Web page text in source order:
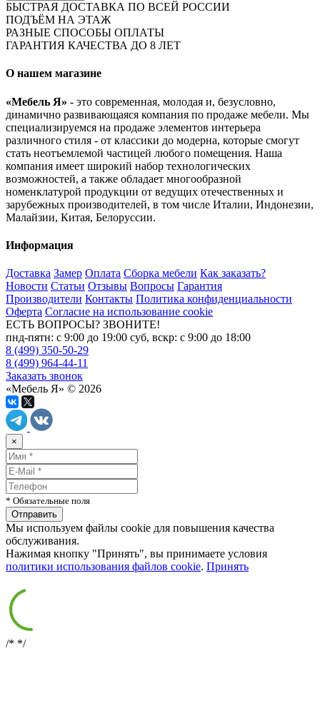
БЫСТРАЯ ДОСТАВКА ПО ВСЕЙ РОССИИ
ПОДЪЁМ НА ЭТАЖ
РАЗНЫЕ СПОСОБЫ ОПЛАТЫ
ГАРАНТИЯ КАЧЕСТВА ДО 8 ЛЕТ
О нашем магазине
«Мебель Я» - это современная, молодая и, безусловно,
динамично развивающаяся компания по продаже мебели. Мы
специализируемся на продаже элементов интерьера
различного стиля - от классики до модерна, которые смогут
стать неотъемлемой частицей любого помещения. Наша
компания имеет широкий набор технологических
возможностей, а также обладает многообразной
номенклатурой продукции от ведущих отечественных и
зарубежных производителей, в том числе Италии, Индонезии,
Малайзии, Китая, Белоруссии.
Информация
Доставка Замер Оплата Сборка мебели Как заказать?
Новости Статьи Отзывы Вопросы Гарантия
Производители Контакты Политика конфиденциальности
Оферта Согласие на использование cookie
ЕСТЬ ВОПРОСЫ? ЗВОНИТЕ!
пнд-пятн: с 9:00 до 19:00 суб, вскр: с 9:00 до 18:00
8 (499) 350-50-29
8 (499) 964-44-11
Заказать звонок
«Мебель Я» © 2026
×
* Обязательные поля
Мы используем файлы cookie для повышения качества
обслуживания.
Нажимая кнопку "Принять", вы принимаете условия
политики использования файлов cookie. Принять
/* */